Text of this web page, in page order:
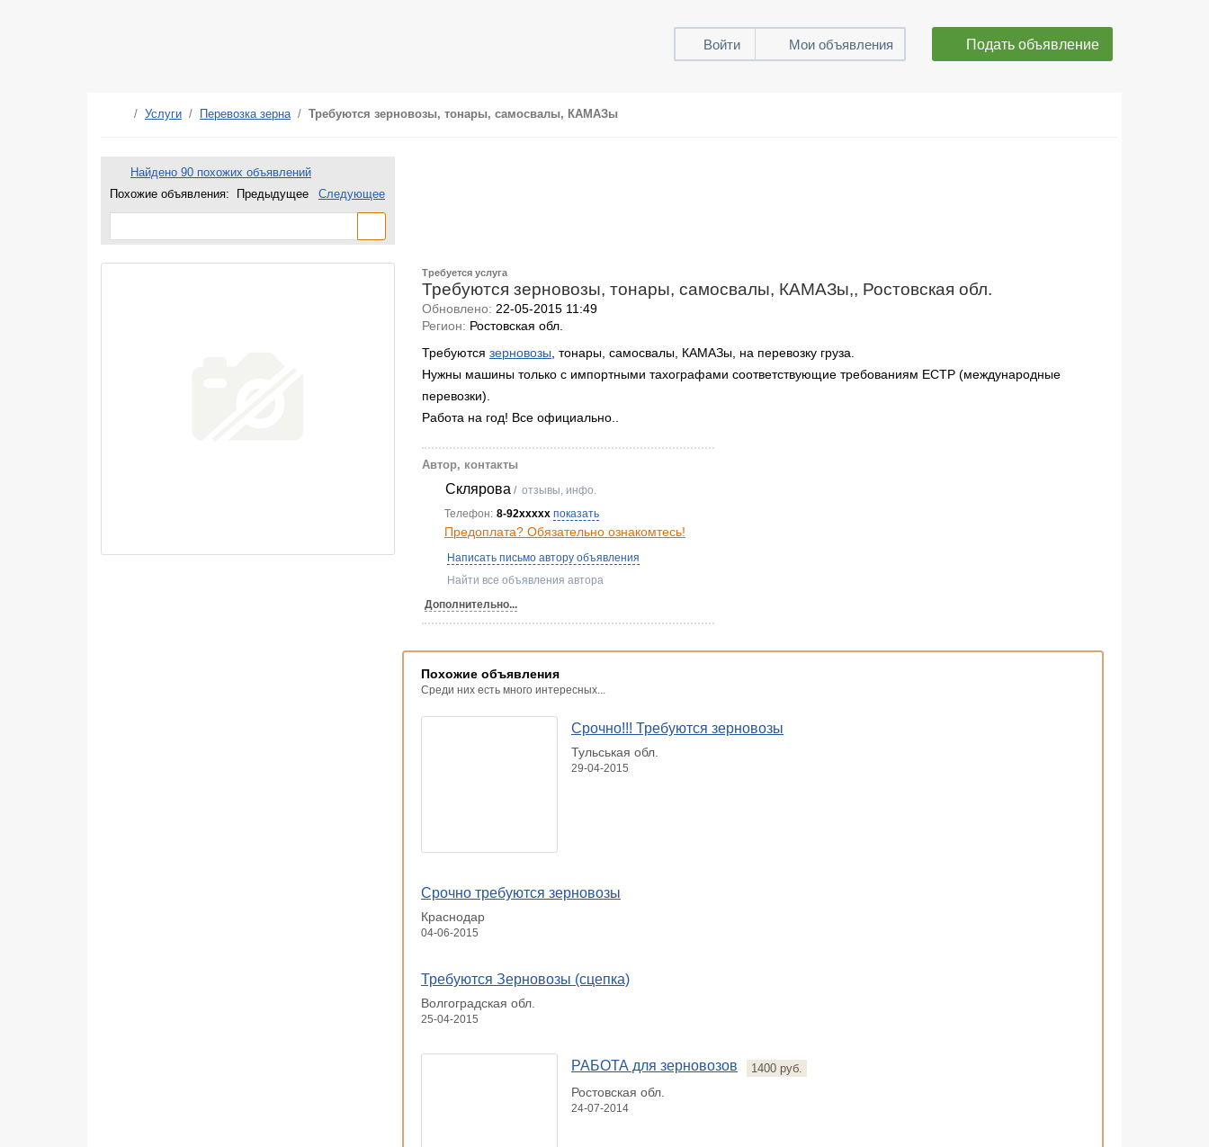
Войти Мои объявления Подать объявление
/ Услуги / Перевозка зерна/ Требуются зерновозы, тонары, самосвалы, КАМАЗы
Найдено 90 похожих объявлений
Похожие объявления:
Предыдущее Следующее
Требуется услуга
Требуются зерновозы, тонары, самосвалы, КАМАЗы,, Ростовская обл.
Обновлено: 22-05-2015 11:49
Регион: Ростовская обл.
Требуются зерновозы, тонары, самосвалы, КАМАЗы, на перевозку груза.
Нужны машины только с импортными тахографами соответствующие требованиям ЕСТР (международные
перевозки).
Работа на год! Все официально..
Автор, контакты
Склярова / отзывы, инфо.
Телефон: 8-92xxxxx показать
Предоплата? Обязательно ознакомтесь!
Написать письмо автору объявления
Найти все объявления автора
Дополнительно...
Похожие объявления
Среди них есть много интересных...
Срочно!!! Требуются зерновозы
Тульськая обл.
29-04-2015
Срочно требуются зерновозы
Краснодар
04-06-2015
Требуются Зерновозы (сцепка)
Волгоградская обл.
25-04-2015
РАБОТА для зерновозов
1400 руб.
Ростовская обл.
24-07-2014